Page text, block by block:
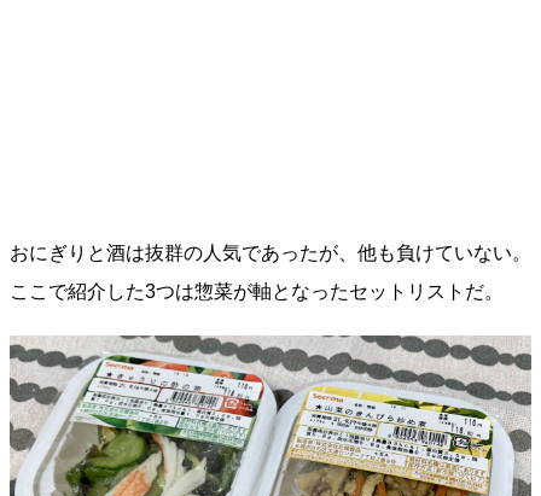
おにぎりと酒は抜群の人気であったが、他も負けていない。
ここで紹介した3つは惣菜が軸となったセットリストだ。